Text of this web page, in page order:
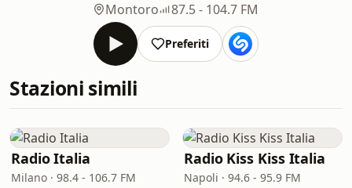
Montoro
87.5 - 104.7 FM
Preferiti
Stazioni simili
Radio Italia
Milano · 98.4 - 106.7 FM
Radio Kiss Kiss Italia
Napoli · 94.6 - 95.9 FM